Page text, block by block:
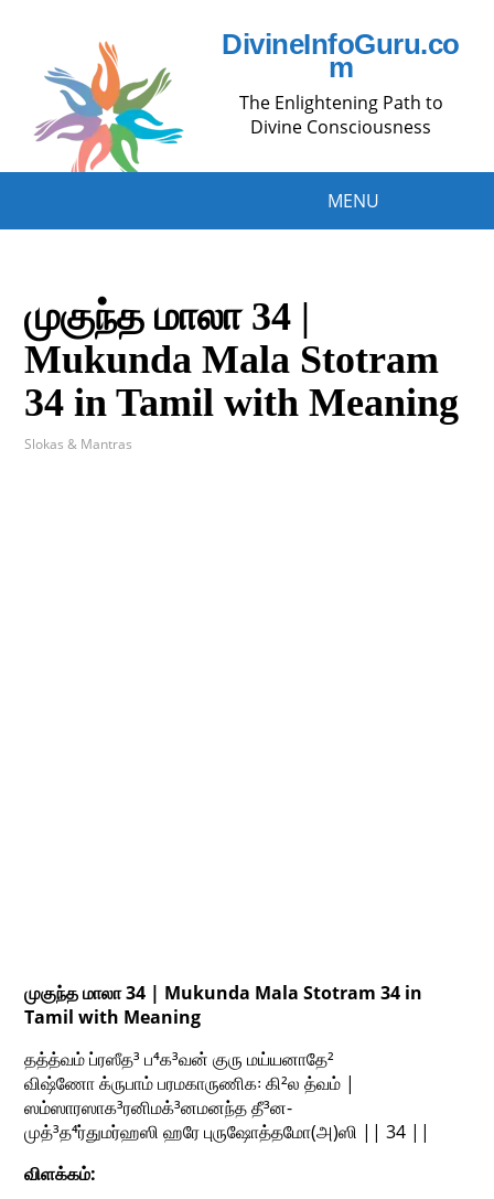
DivineInfoGuru.co
m
The Enlightening Path to
Divine Consciousness
MENU
முகுந்த மாலா 34 |
Mukunda Mala Stotram
34 in Tamil with Meaning
Slokas & Mantras
முகுந்த மாலா 34 | Mukunda Mala Stotram 34 in
Tamil with Meaning
தத்த்வம் ப்ரஸீத³ ப⁴க³வன் குரு மய்யனாதே²
விஷ்ணோ க்ருபாம் பரமகாருணிக꞉ கி²ல த்வம் |
ஸம்ஸாரஸாக³ரனிமக்³னமனந்த தீ³ன-
முத்³த⁴ர்துமர்ஹஸி ஹரே புருஷோத்தமோ(அ)ஸி || 34 ||
விளக்கம்: